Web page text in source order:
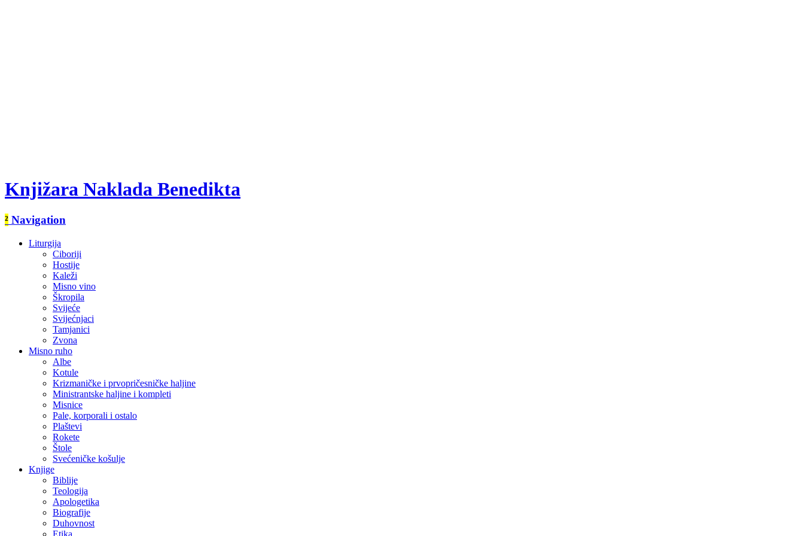
Knjižara Naklada Benedikta
² Navigation
Liturgija
Ciboriji
Hostije
Kaleži
Misno vino
Škropila
Svijeće
Svijećnjaci
Tamjanici
Zvona
Misno ruho
Albe
Kotule
Krizmaničke i prvopričesničke haljine
Ministrantske haljine i kompleti
Misnice
Pale, korporali i ostalo
Plaštevi
Rokete
Štole
Svećeničke košulje
Knjige
Biblije
Teologija
Apologetika
Biografije
Duhovnost
Etika